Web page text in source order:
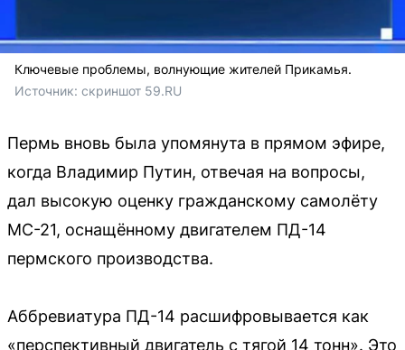
Ключевые проблемы, волнующие жителей Прикамья.
Источник: скриншот 59.RU
Пермь вновь была упомянута в прямом эфире,
когда Владимир Путин, отвечая на вопросы,
дал высокую оценку гражданскому самолёту
МС-21, оснащённому двигателем ПД-14
пермского производства.
Аббревиатура ПД-14 расшифровывается как
«перспективный двигатель с тягой 14 тонн». Это